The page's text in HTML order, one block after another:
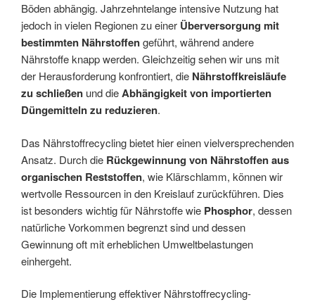
Böden abhängig. Jahrzehntelange intensive Nutzung hat
jedoch in vielen Regionen zu einer Überversorgung mit
bestimmten Nährstoffengeführt, während andere
Nährstoffe knapp werden. Gleichzeitig sehen wir uns mit
der Herausforderung konfrontiert, die Nährstoffkreisläufe
zu schließen und dieAbhängigkeit von importierten
Düngemitteln zu reduzieren.
Das Nährstoffrecycling bietet hier einen vielversprechenden
Ansatz. Durch die Rückgewinnung von Nährstoffenaus
organischen Reststoffen, wie Klärschlamm, können wir
wertvolle Ressourcen in den Kreislauf zurückführen. Dies
ist besonders wichtig für Nährstoffe wie Phosphor, dessen
natürliche Vorkommen begrenzt sind und dessen
Gewinnung oft mit erheblichen Umweltbelastungen
einhergeht.
Die Implementierung effektiver Nährstoffrecycling-